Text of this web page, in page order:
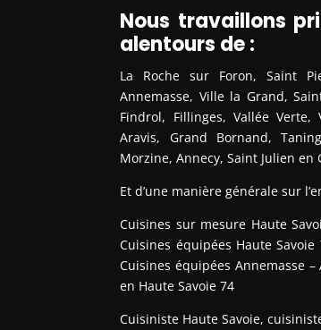
Nous travaillons
alentours de :
La Roche sur Foron, Saint
Annemasse, Ville la Grand,
Findrol, Fillinges, Vallée Verte,
Aravis, Grand Bornand,
Morzine, Annecy, Saint Julien en
Et d’une manière générale sur
Cuisines sur mesure Haute
Cuisines équipées Haute
Cuisines équipées Annemasse
en Haute Savoie 74
Cuisiniste Haute Savoie,